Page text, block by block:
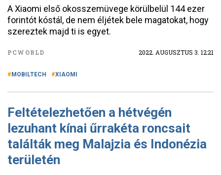
A Xiaomi első okosszemüvege körülbelül 144 ezer
forintót kóstál, de nem éljétek bele magatokat, hogy
szereztek majd ti is egyet.
PCWORLD 2022. AUGUSZTUS 3. 12:21
MOBILTECH XIAOMI
Feltételezhetően a hétvégén
lezuhant kínai űrrakéta roncsait
találták meg Malajzia és Indonézia
területén